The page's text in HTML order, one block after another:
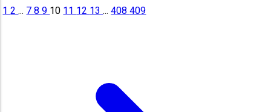
12... 789 10 11 12 13... 408409